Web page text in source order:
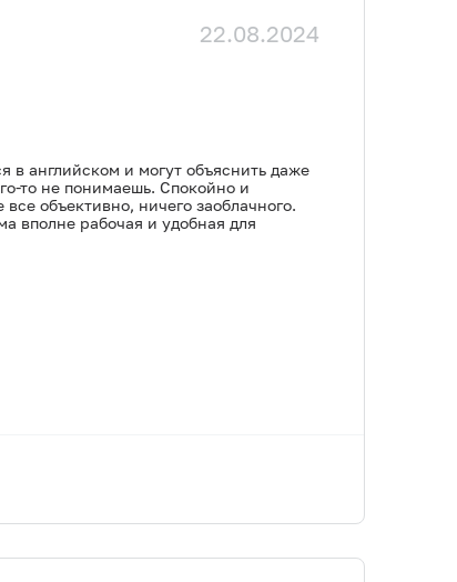
22.08.2024
в английском и могут объяснить даже
то не понимаешь. Спокойно и
объективно, ничего заоблачного.
вполне рабочая и удобная для